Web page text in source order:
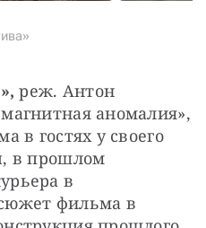
реж. Антон
аномалия»,
в гостях у своего
в прошлом
в
фильма в